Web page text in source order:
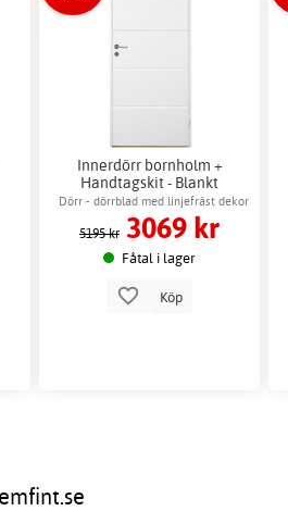
Innerdörr bornholm +
Handtagskit - Blankt
Dörr - dörrblad med linjefräst dekor
5195 kr 3069 kr
Fåtal i lager
Köp